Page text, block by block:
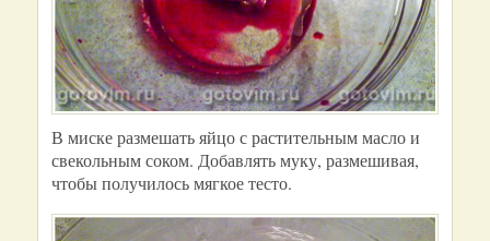
В миске размешать яйцо с растительным масло и
свекольным соком. Добавлять муку, размешивая,
чтобы получилось мягкое тесто.